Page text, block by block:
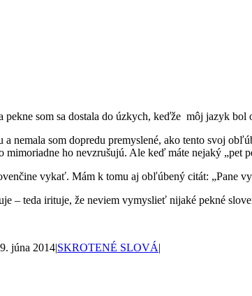
pekne som sa dostala do úzkych, keďže môj jazyk bol
nemala som dopredu premyslené, ako tento svoj
mimoriadne ho nevzrušujú. Ale keď máte nejaký „pet
vykať. Mám k tomu aj obľúbený citát: „Pane
– teda irituje, že neviem vymyslieť nijaké pekné
júna 2014|SKROTENÉ SLOVÁ|